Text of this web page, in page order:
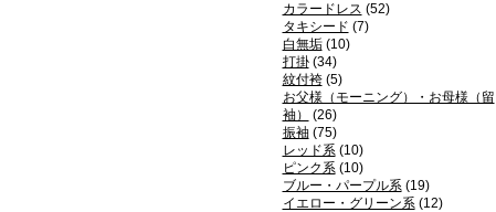
カラードレス (52)
タキシード (7)
白無垢(10)
打掛(34)
紋付袴(5)
お父様（モーニング）・お母様（留
袖）
(26)
振袖(75)
レッド系(10)
ピンク系(10)
ブルー・パープル系(19)
イエロー・グリーン系(12)